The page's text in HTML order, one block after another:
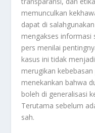
memunculkan
dapat di
mengakses informasi
pers menilai
kasus ini tidak
merugikan
menekankan bahwa
boleh di generalisasi
Terutama sebelum
sah.